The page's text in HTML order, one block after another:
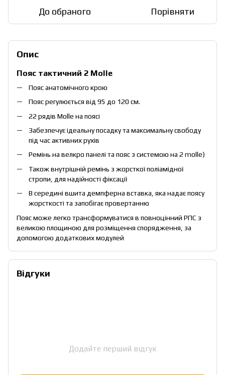
До обраного Порівняти
Опис
Пояс тактичний 2 Molle
Пояс анатомічного крою
Пояс регулюється від 95 до 120 см.
22 рядів Molle на поясі
Забезпечує ідеальну посадку та максимальну свободу
під час активних рухів
Ремінь на велкро панелі та пояс з системою на 2 molle)
Також внутрішній ремінь з жорсткої поліамідної
стропи, для надійності фіксації
В середині вшита демпферна вставка, яка надає поясу
жорсткості та запобігає провертанню
Пояс може легко трансформуватися в повноцінний РПС з
великою площиною для розміщення спорядження, за
допомогою додаткових модулей
Відгуки
Додайте перший відгук